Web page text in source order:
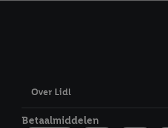
Over Lidl
Betaalmiddelen